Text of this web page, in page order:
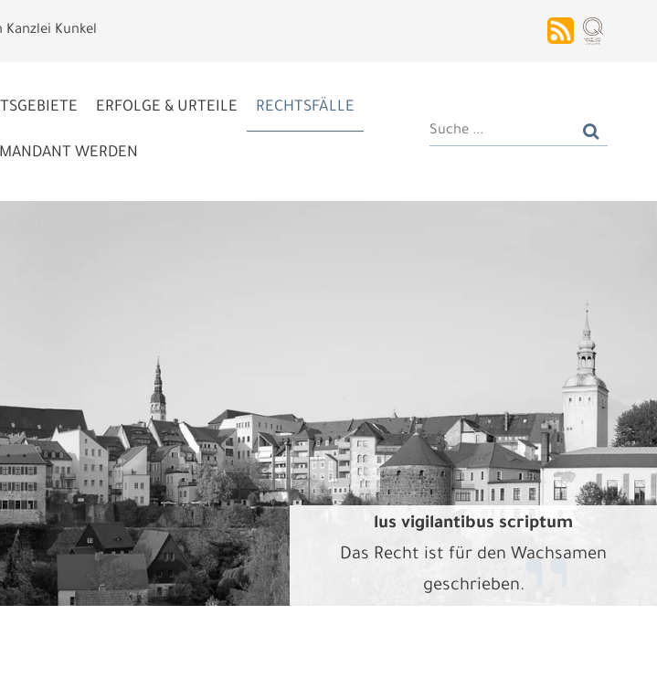
Kunkel
ERFOLGE & URTEILE RECHTSFÄLLE
MANDANT WERDEN
lus vigilantibus scriptum
Das Recht ist für den Wachsamen
geschrieben.